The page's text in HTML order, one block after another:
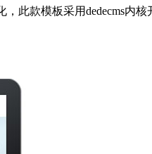
此款模板采用dedecms内